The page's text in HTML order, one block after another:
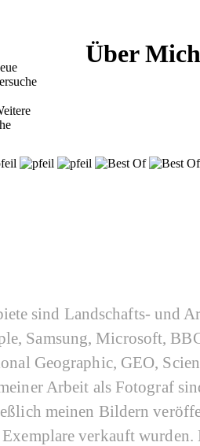
Über
sind Landschafts- und
Samsung, Microsoft,
Geographic, GEO,
Arbeit als Fotograf
meinen Bildern
verkauft